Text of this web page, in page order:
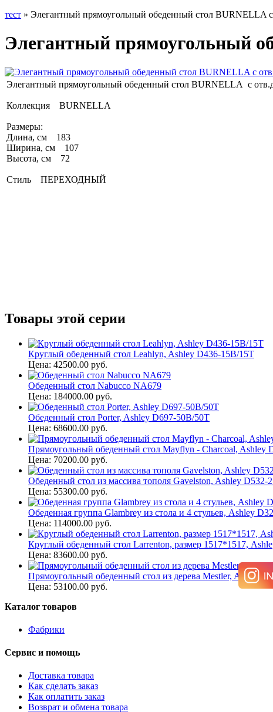
тест » Элегантный прямоугольный обеденный стол BURNELLA с
Элегантный прямоугольный
Элегантный прямоугольный обеденный стол BURNELLA с
Коллекция BURNELLA
Размеры:
Длина, см 183
Ширина, см 107
Высота, см 72
Стиль ПЕРЕХОДНЫЙ
Товары этой серии
Круглый обеденный стол Leahlyn, Ashley D436-15B/15T
Цена: 42500.00 руб.
Обеденный стол Nabucco NA679
Цена: 184000.00 руб.
Обеденный стол Porter, Ashley D697-50B/50T
Цена: 68600.00 руб.
Прямоугольный обеденный стол Mayflyn - Charcoal, Ashley
Цена: 70200.00 руб.
Обеденный стол из массива тополя Gavelston, Ashley D532-
Цена: 55300.00 руб.
Обеденная группа Glambrey из стола и 4 стульев, Ashley
Цена: 114000.00 руб.
Круглый обеденный стол Larrenton, размер 1517*1517,
Цена: 83600.00 руб.
Прямоугольный обеденный стол из дерева Mestler, Ashley
Цена: 53100.00 руб.
Каталог товаров
Фабрики
Сервис и помощь
Доставка товара
Как сделать заказ
Как оплатить заказ
Возврат и обмена товара